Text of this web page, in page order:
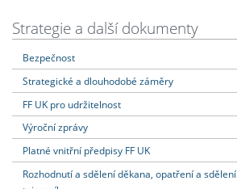
Dozvědět se více
Podat přihlášku
Dozvědět se více
Dozvědět se více
Dozvědět se více
Strategie a další dokumenty
Bezpečnost
Strategické a dlouhodobé záměry
FF UK pro udržitelnost
Výroční zprávy
Platné vnitřní předpisy FF UK
Rozhodnutí a sdělení děkana, opatření a sdělení